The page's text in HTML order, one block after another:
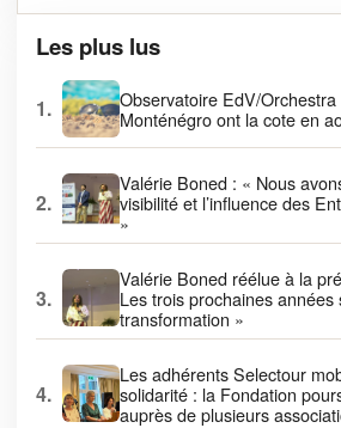
Les plus lus
1.
Observatoire EdV/Orchestra
Monténégro ont la cote en
2.
Valérie Boned : « Nous
visibilité et l’influence des
»
3.
Valérie Boned réélue à la
Les trois prochaines
transformation »
4.
Les adhérents Selectour
solidarité : la Fondation
auprès de plusieurs